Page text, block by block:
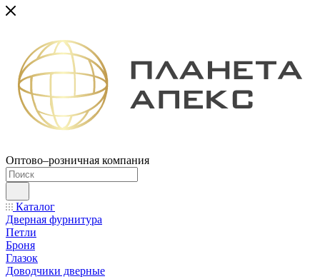
Оптово–розничная компания
Каталог
Дверная фурнитура
Петли
Броня
Глазок
Доводчики дверные